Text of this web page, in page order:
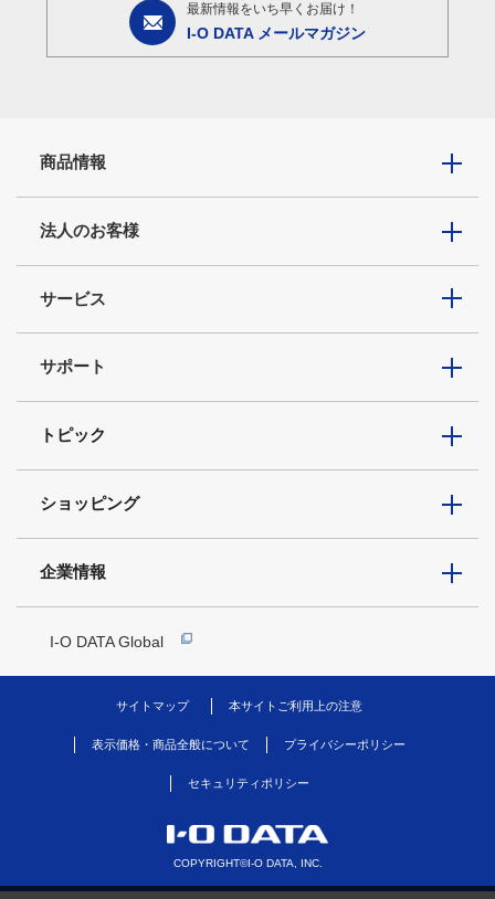
最新情報をいち早くお届け！
I-O DATA メールマガジン
商品情報
法人のお客様
サービス
サポート
トピック
ショッピング
企業情報
I-O DATA Global
サイトマップ 本サイトご利用上の注意
表示価格・商品全般について プライバシーポリシー
セキュリティポリシー
COPYRIGHT©I-O DATA, INC.